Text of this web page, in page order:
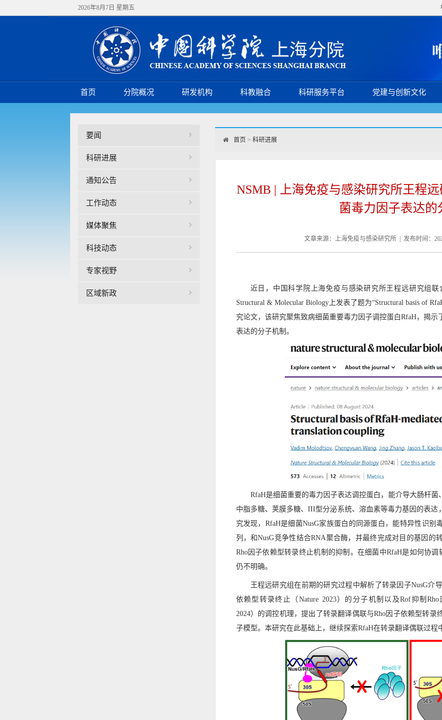
2026年8月7日 星期五
首页 分院概况 研发机构 科教融合 科研服务平台 党建与创新文化
要闻
科研进展
通知公告
工作动态
媒体聚焦
科技动态
专家视野
区域新政
首页 > 科研进展
NSMB | 上海免疫与感染研究所王程
菌毒力因子表达的
文章来源：上海免疫与感染研究所 | 发布时间：
近日，中国科学院上海免疫与感染研究所王程远研究组联
Structural & Molecular Biology上发表了题为“Structural basis of
究论文，该研究聚焦致病细菌重要毒力因子调控蛋白RfaH，揭示
表达的分子机制。
RfaH是细菌重要的毒力因子表达调控蛋白，能介导大肠杆
中脂多糖、荚膜多糖、III型分泌系统、溶血素等毒力基因的表
究发现，RfaH是细菌NusG家族蛋白的同源蛋白，能特异性识别
列，和NusG竞争性结合RNA聚合酶，并最终完成对目的基因的
Rho因子依赖型转录终止机制的抑制。在细菌中RfaH是如何协
仍不明确。
王程远研究组在前期的研究过程中解析了转录因子NusG介
依赖型转录终止（Nature 2023）的分子机制以及Rof抑制Rho
2024）的调控机理，提出了转录翻译偶联与Rho因子依赖型转
子模型。本研究在此基础上，继续探索RfaH在转录翻译偶联过程